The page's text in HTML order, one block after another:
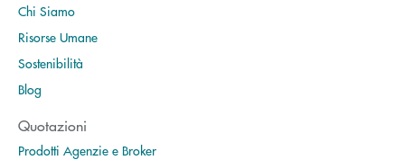
Chi Siamo
Risorse Umane
Sostenibilità
Blog
Quotazioni
Prodotti Agenzie e Broker